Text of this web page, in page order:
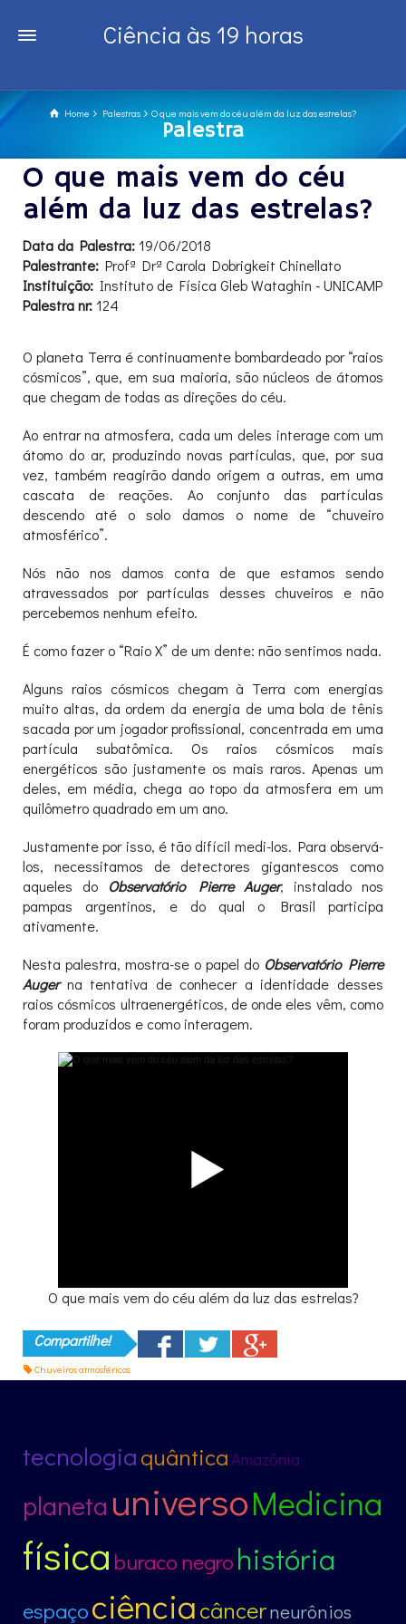
Ciência às 19 horas
Home Palestras O que mais vem do céu além da luz das estrelas?
Palestra
O que mais vem do céu
além da luz das estrelas?
Data da Palestra:19/06/2018
Palestrante: Profª Drª Carola Dobrigkeit Chinellato
Instituição: Instituto de Física Gleb Wataghin - UNICAMP
Palestra nr:124
O planeta Terra é continuamente bombardeado por “raios
cósmicos”, que, em sua maioria, são núcleos de átomos
que chegam de todas as direções do céu.
Ao entrar na atmosfera, cada um deles interage com um
átomo do ar, produzindo novas partículas, que, por sua
vez, também reagirão dando origem a outras, em uma
cascata de reações. Ao conjunto das partículas
descendo até o solo damos o nome de “chuveiro
atmosférico”.
Nós não nos damos conta de que estamos sendo
atravessados por partículas desses chuveiros e não
percebemos nenhum efeito.
É como fazer o “Raio X” de um dente: não sentimos nada.
Alguns raios cósmicos chegam à Terra com energias
muito altas, da ordem da energia de uma bola de tênis
sacada por um jogador profissional, concentrada em uma
partícula subatômica. Os raios cósmicos mais
energéticos são justamente os mais raros. Apenas um
deles, em média, chega ao topo da atmosfera em um
quilômetro quadrado em um ano.
Justamente por isso, é tão difícil medi-los. Para observá-
los, necessitamos de detectores gigantescos como
aqueles do Observatório Pierre Auger, instalado nos
pampas argentinos, e do qual o Brasil participa
ativamente.
Nesta palestra, mostra-se o papel do Observatório Pierre
Augerna tentativa de conhecer a identidade desses
raios cósmicos ultraenergéticos, de onde eles vêm, como
foram produzidos e como interagem.
O que mais vem do céu além da luz das estrelas?
Compartilhe!
Chuveiros atmosféricos
tecnologiaquânticaAmazônia
planeta universoMedicina
física buraco negro história
espaçociênciacâncerneurônios